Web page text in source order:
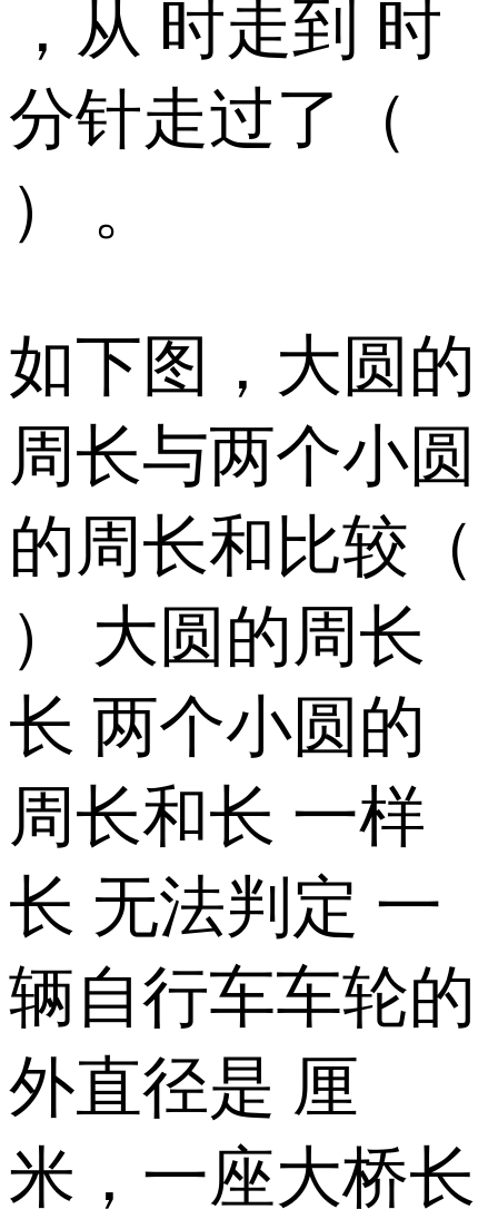
，从 时走到 时
分针走过了（
） 。
如下图，大圆的
周长与两个小圆
的周长和比较（
） 大圆的周长
长 两个小圆的
周长和长 一样
长 无法判定 一
辆自行车车轮的
外直径是 厘
米，一座大桥长